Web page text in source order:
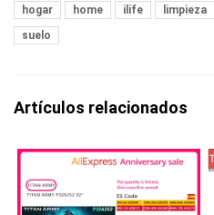
hogar
home ilife limpieza
suelo
Artículos relacionados